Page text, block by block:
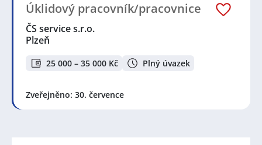
Úklidový pracovník/pracovnice
ČS service s.r.o.
Plzeň
25 000 – 35 000 Kč Plný úvazek
Zveřejněno: 30. července